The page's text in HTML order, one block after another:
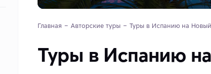
Главная Авторские туры Туры в Испанию на
Туры в Испанию